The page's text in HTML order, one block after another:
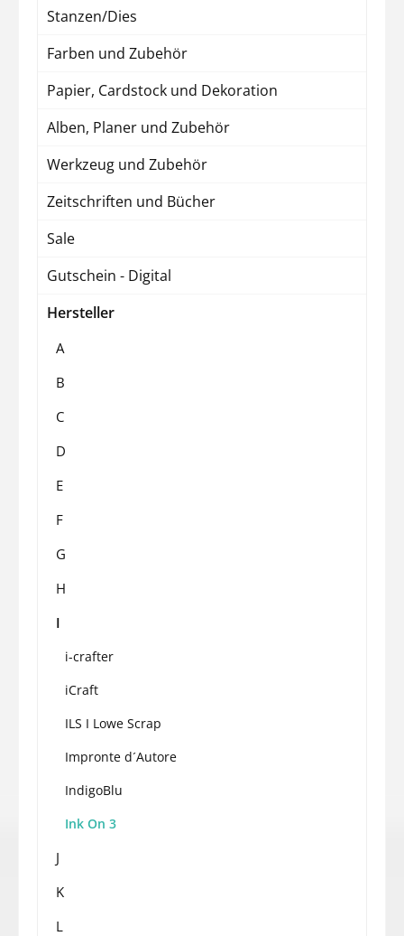
Stanzen/Dies
Farben und Zubehör
Papier, Cardstock und Dekoration
Alben, Planer und Zubehör
Werkzeug und Zubehör
Zeitschriften und Bücher
Sale
Gutschein - Digital
Hersteller
A
B
C
D
E
F
G
H
I
i-crafter
iCraft
ILS I Lowe Scrap
Impronte d´Autore
IndigoBlu
Ink On 3
J
K
L